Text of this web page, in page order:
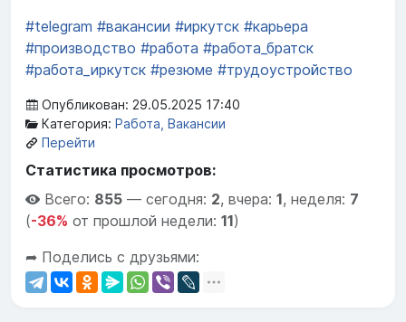
#telegram #вакансии #иркутск #карьера
#производство #работа #работа_братск
#работа_иркутск #резюме #трудоустройство
Опубликован: 29.05.2025 17:40
Категория: Работа, Вакансии
Перейти
Статистика просмотров:
Всего: 855 — сегодня: 2, вчера: 1, неделя: 7
(-36% от прошлой недели: 11)
➦ Поделись с друзьями: